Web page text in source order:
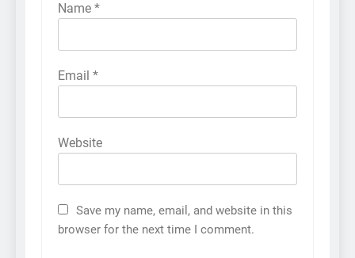
Name *
Email *
Website
Save my name, email, and website in this
browser for the next time I comment.